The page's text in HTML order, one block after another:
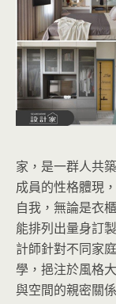
家，是一群人共
成員的性格體現
自我，無論是衣
能排列出量身訂
計師針對不同家
學，挹注於風格
與空間的親密關